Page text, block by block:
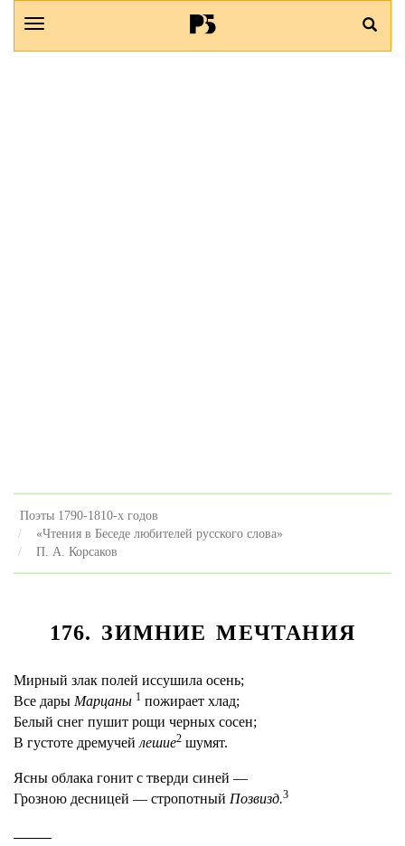
Поэты 1790-1810-х годов
«Чтения в Беседе любителей русского слова»
П. А. Корсаков
176. ЗИМНИЕ МЕЧТАНИЯ
Мирный злак полей иссушила осень;
Все дары Марцаны 1 пожирает хлад;
Белый снег пушит рощи черных сосен;
В густоте дремучей лешие2 шумят.
Ясны облака гонит с тверди синей —
Грозною десницей — стропотный Позвизд.3